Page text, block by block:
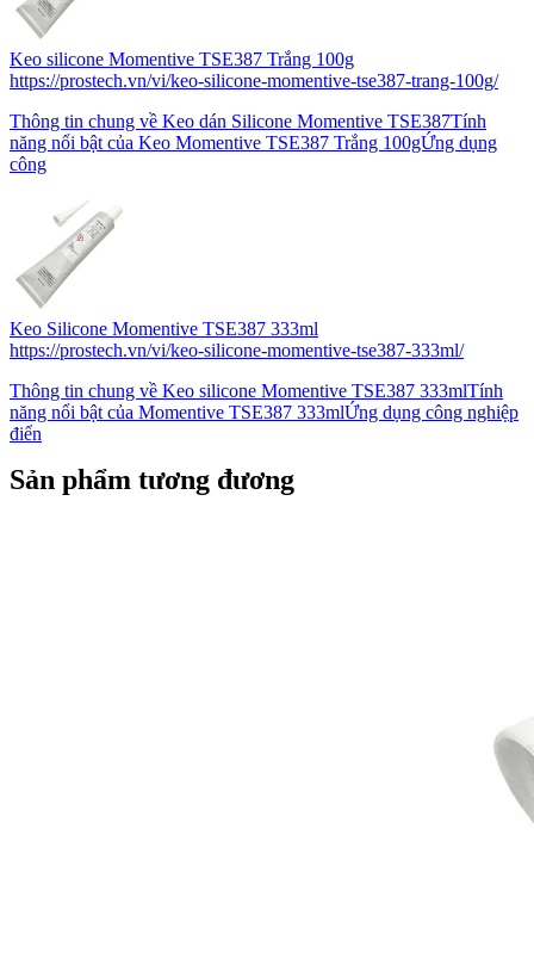
Keo silicone Momentive TSE387 Trắng 100g
https://prostech.vn/vi/keo-silicone-momentive-tse387-trang-100g/
Thông tin chung về Keo dán Silicone Momentive TSE387Tính
năng nổi bật của Keo Momentive TSE387 Trắng 100gỨng dụng
công
Keo Silicone Momentive TSE387 333ml
https://prostech.vn/vi/keo-silicone-momentive-tse387-333ml/
Thông tin chung về Keo silicone Momentive TSE387 333mlTính
năng nổi bật của Momentive TSE387 333mlỨng dụng công nghiệp
điển
Sản phẩm tương đương